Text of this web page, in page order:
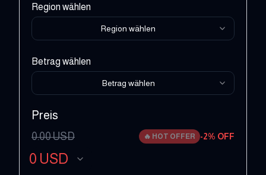
Region wählen
Region wählen
Betrag wählen
Betrag wählen
Preis
0.00USD 🔥 HOT OFFER -2% OFF
0 USD